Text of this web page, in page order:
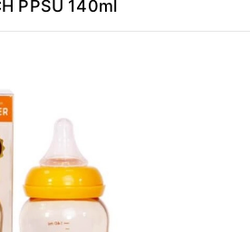
PPSU 140ml